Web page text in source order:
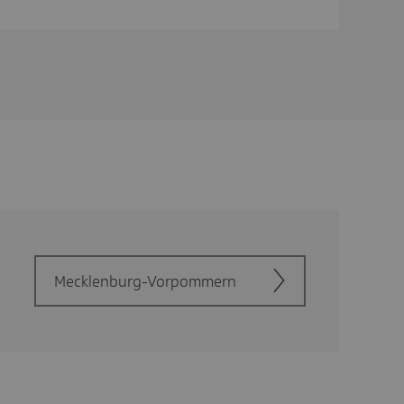
Meck­len­burg-Vorpom­mern